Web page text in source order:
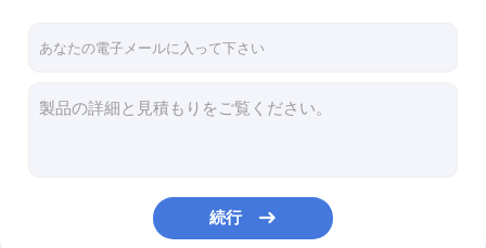
ベンチトップ の超音波洗剤
LED 表示が付いている 3.2L デジタル ベンチトップ の超音波洗剤のステンレス鋼
Skymen は超音波洗剤石油フィルターのシステムおよび排水の頻度二倍になります
薄い様式の陰のための足車が付いている移動式 Skymen の超音波盲目の洗剤
40KHz ベンチトップ の自転車の鎖のための超音波洗剤の超音波清浄装置
続行